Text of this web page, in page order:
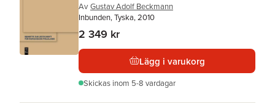
Av Gustav Adolf Beckmann
Inbunden, Tyska, 2010
2 349 kr
Lägg i varukorg
Skickas inom 5-8 vardagar